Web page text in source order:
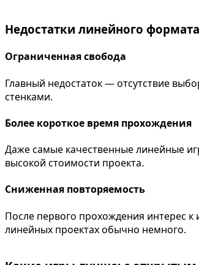
Недостатки линейного формата
Ограниченная свобода
Главный недостаток — отсутствие
стенками.
Более короткое время прохождения
Даже самые качественные линейные
высокой стоимости проекта.
Сниженная повторяемость
После первого прохождения интерес
линейных проектах обычно немного.